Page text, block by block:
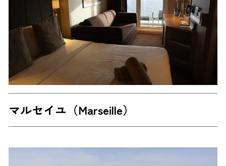
マルセイユ（Marseille）